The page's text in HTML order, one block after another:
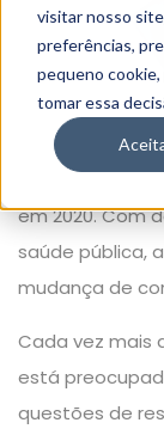
visitar nosso
preferências,
pequeno cookie,
tomar essa
A
em 2020. Com
saúde pública,
mudança de
Cada vez mais
está
questões de